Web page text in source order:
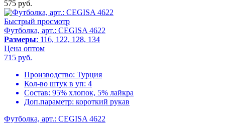
575 руб.
Быстрый просмотр
Футболка, арт.: CEGISA 4622
Размеры: 116, 122, 128, 134
Цена оптом
715 руб.
Производство: Турция
Кол-во штук в уп: 4
Состав: 95% хлопок, 5% лайкра
Доп.параметр: короткий рукав
Футболка, арт.: CEGISA 4622